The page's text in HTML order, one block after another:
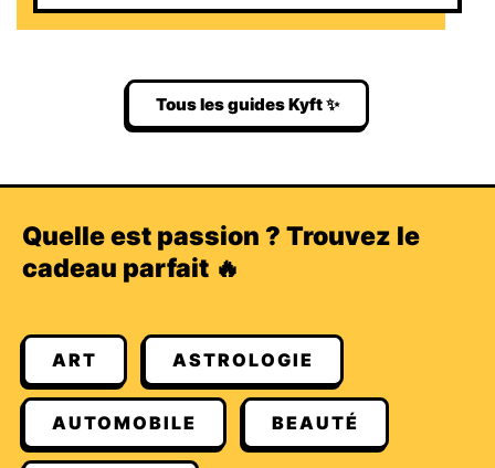
Tous les guides Kyft ✨
Quelle est passion ? Trouvez le
cadeau parfait 🔥
ART ASTROLOGIE
AUTOMOBILE BEAUTÉ